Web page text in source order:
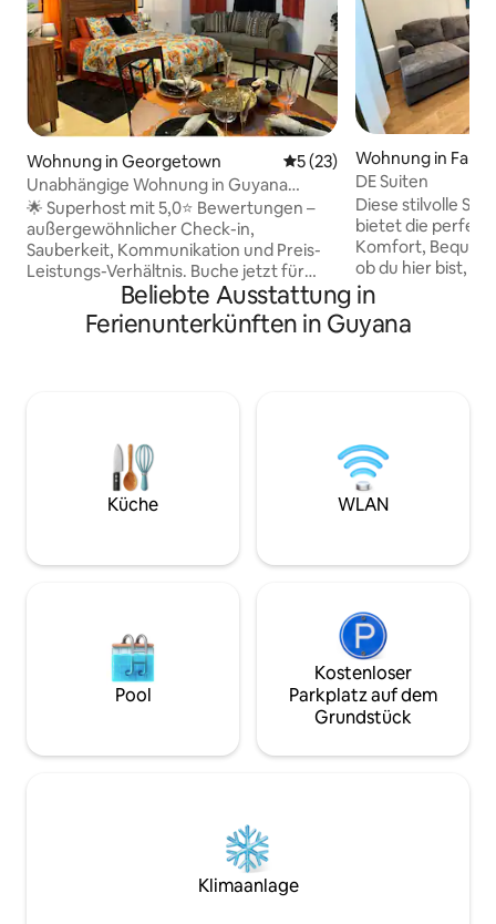
Wohnung in Georgetown Durchschnittliche
5 (23)
Unabhängige Wohnung in Guyana
70 USD/Nacht.
🌟 Superhost mit 5,0⭐ Bewertungen –
außergewöhnlicher Check-in,
Sauberkeit, Kommunikation und Preis-
Leistungs-Verhältnis. Buche jetzt für
einen erschwinglichen Aufenthalt.
Monatliche Rabatte! Perfekt für
Geschäftsreisende, Kurzaufenthalte,
Bett und saubere Bettwäsche ✔
Modernes Badezimmer mit warmem
und kaltem Wasser ✔ Kostenloser
Mall und Annehmlichkeiten, 15 Minuten
Wohnung in Farm
DE Suiten
Diese stilvolle
bietet die
Komfort,
ob du hier bist,
entspannen oder
arbeiten, diese
was du für einen
entfernt – nah
genießen, aber
sich in Ruhe zu
gemütliche
Beliebte Ausstattung in
Ferienunterkünften in Guyana
Küche WLAN
Pool
Kostenloser
Parkplatz auf dem
Grundstück
Klimaanlage